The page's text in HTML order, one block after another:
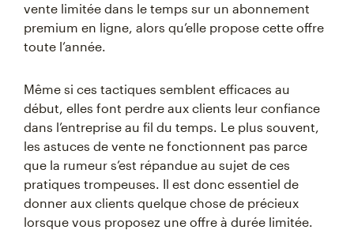
vente limitée dans le temps sur un abonnement
premium en ligne, alors qu’elle propose cette offre
toute l’année.
Même si ces tactiques semblent efficaces au
début, elles font perdre aux clients leur confiance
dans l’entreprise au fil du temps. Le plus souvent,
les astuces de vente ne fonctionnent pas parce
que la rumeur s’est répandue au sujet de ces
pratiques trompeuses. Il est donc essentiel de
donner aux clients quelque chose de précieux
lorsque vous proposez une offre à durée limitée.